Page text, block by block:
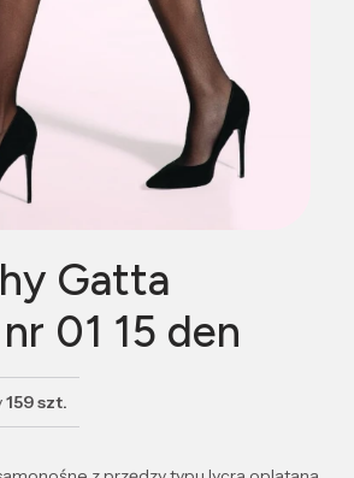
Gatta
01 15 den
159 szt.